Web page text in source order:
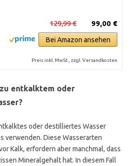
99,00 €
129,99 €
Bei Amazon ansehen
Preis inkl. MwSt., zzgl. Versandkosten
entkalktem oder
oder destilliertes Wasser
verwenden. Diese Wasserarten
Kalk, erfordern aber manchmal, dass
Mineralgehalt hat. In diesem Fall